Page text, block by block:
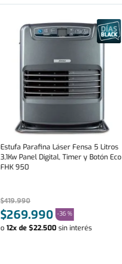
Estufa Parafina Láser Fensa 5 Litros
3,1Kw Panel Digital, Timer y Botón Eco
FHK 950
$419.990
$269.990 -36 %
o 12x de $22.500 sin interés